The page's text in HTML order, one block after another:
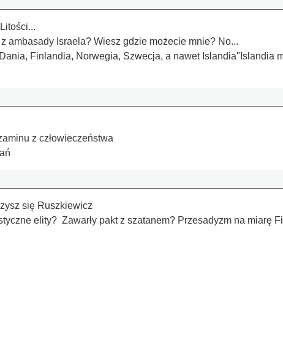
ambasady Israela? Wiesz gdzie możecie mnie? No...
Finlandia, Norwegia, Szwecja, a nawet Islandia"Islandia
z człowieczeństwa
się Ruszkiewicz
elity? Zawarły pakt z szatanem? Przesadyzm na miarę